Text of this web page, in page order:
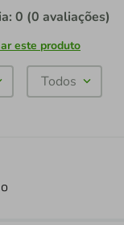
0 (0 avaliações)
este produto
Todos